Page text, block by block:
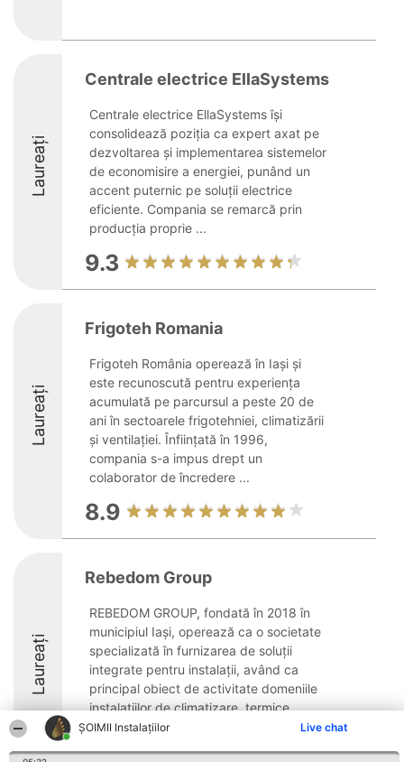
ŞOIMII Instalaţiilor Live chat
Laureați
Centrale electrice EllaSystems
Centrale electrice EllaSystems își
consolidează poziția ca expert axat pe
dezvoltarea și implementarea sistemelor
de economisire a energiei, punând un
accent puternic pe soluții electrice
eficiente. Compania se remarcă prin
producția proprie ...
9.3
Laureați
Frigoteh Romania
Frigoteh România operează în Iași și
este recunoscută pentru experiența
acumulată pe parcursul a peste 20 de
ani în sectoarele frigotehniei, climatizării
și ventilației. Înființată în 1996,
compania s-a impus drept un
colaborator de încredere ...
8.9
Laureați
Rebedom Group
REBEDOM GROUP, fondată în 2018 în
municipiul Iași, operează ca o societate
specializată în furnizarea de soluții
integrate pentru instalații, având ca
principal obiect de activitate domeniile
instalațiilor de climatizare, termice,
sanitare, ...